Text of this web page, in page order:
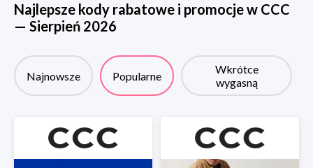
Najlepsze kody rabatowe i promocje w CCC
— Sierpień 2026
Najnowsze Popularne
Wkrótce
wygasną